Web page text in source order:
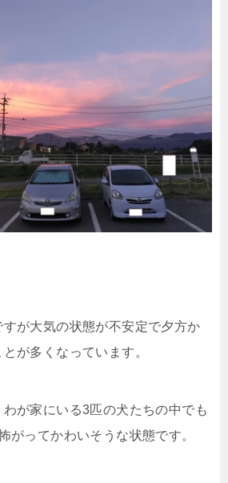
が大気の状態が不安定で夕方か
が多くなっています。
が家にいる3匹の犬たちの中でも
がってかわいそうな状態です。